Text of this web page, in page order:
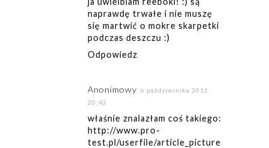
naprawdę trwałe i nie muszę
się martwić o mokre skarpetki
podczas deszczu :)
Odpowiedz
Anonimowy 6 października 2012
20:42
właśnie znalazłam coś takiego:
http://www.pro-
test.pl/userfile/article_picture